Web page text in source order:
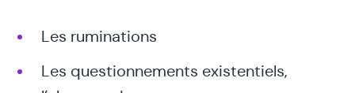
Les ruminations
Les questionnements existentiels,